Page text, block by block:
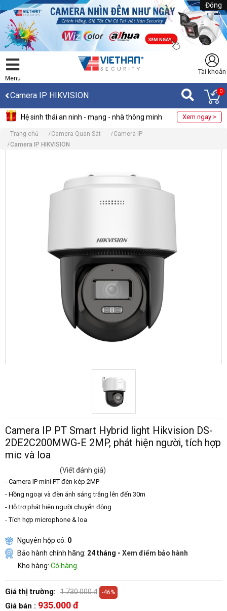
Đóng
Menu
Tài khoản
Camera IP HIKVISION 0
Hệ sinh thái an ninh - mạng - nhà thông minh Xem ngay >
Trang chủ Camera Quan Sát
Camera IP
Camera IP HIKVISION
Camera IP PT Smart Hybrid light Hikvision DS-
2DE2C200MWG-E 2MP, phát hiện người, tích hợp
mic và loa
(Viết đánh giá)
- Camera IP mini PT đèn kép 2MP
- Hồng ngoại và đèn ánh sáng trắng lên đến 30m
- Hỗ trợ phát hiện người chuyển động
- Tích hợp microphone & loa
Nguyên hộp có: 0
Bảo hành chính hãng: 24 tháng - Xem điểm bảo hành
Kho hàng: Có hàng
Giá thị trường: 1.730.000 đ -46%
Giá bán : 935.000 đ